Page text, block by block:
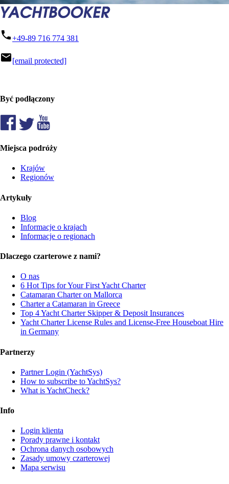
phone+49-89 716 774 381
mail[email protected]
Być podłączony
Miejsca podróży
Krajów
Regionów
Artykuły
Blog
Informacje o krajach
Informacje o regionach
Dlaczego czarterowe z nami?
O nas
6 Hot Tips for Your First Yacht Charter
Catamaran Charter on Mallorca
Charter a Catamaran in Greece
Top 4 Yacht Charter Skipper & Deposit Insurances
Yacht Charter License Rules and License-Free Houseboat Hire
in Germany
Partnerzy
Partner Login (YachtSys)
How to subscribe to YachtSys?
What is YachtCheck?
Info
Login klienta
Porady prawne i kontakt
Ochrona danych osobowych
Zasady umowy czarterowej
Mapa serwisu